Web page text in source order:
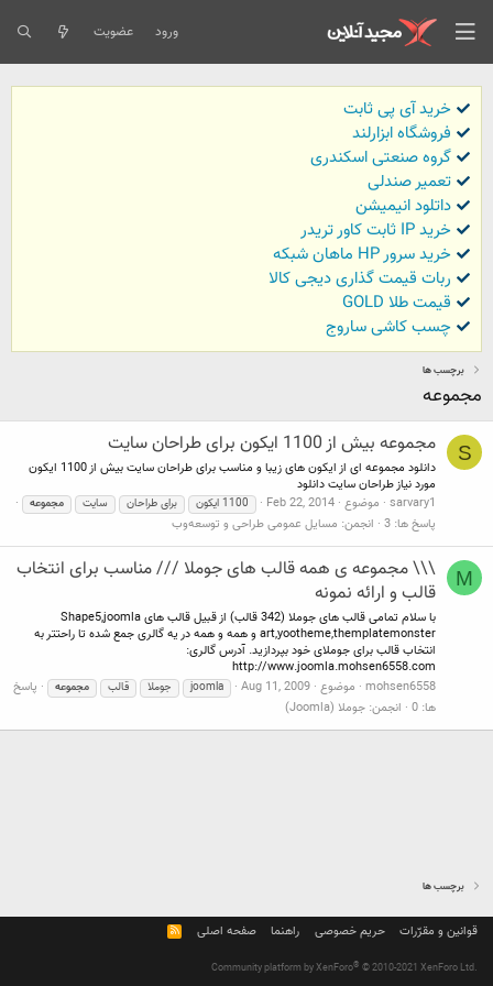
ورود عضویت
خرید آی پی ثابت
فروشگاه ابزارلند
گروه صنعتی اسکندری
تعمیر صندلی
داتلود انیمیشن
خرید IP ثابت کاور تریدر
خرید سرور HP ماهان شبکه
ربات قیمت گذاری دیجی کالا
قیمت طلا GOLD
چسب کاشی ساروج
برچسب ها
مجموعه
S مجموعه بیش از 1100 ایکون برای طراحان سایت
دانلود مجموعه ای از ایکون های زیبا و مناسب برای طراحان سایت بیش از 1100 ایکون
مورد نیاز طراحان سایت دانلود
sarvary1 موضوع Feb 22, 2014 1100 ایکون برای طراحان سایت مجموعه
پاسخ ها: 3 انجمن: مسایل عمومی طراحی و توسعه‌وب
M
\\\ مجموعه ی همه قالب های جوملا /// مناسب برای انتخاب
قالب و ارائه نمونه
با سلام تمامی قالب های جوملا (342 قالب) از قبیل قالب های Shape5,joomla
art,yootheme,themplatemonster و همه و همه در یه گالری جمع شده تا راحتتر به
انتخاب قالب برای جوملای خود بپردازید. آدرس گالری:
http://www.joomla.mohsen6558.com
mohsen6558 موضوع Aug 11, 2009
joomla جوملا قالب مجموعه
پاسخ
ها: 0
انجمن: جوملا (Joomla)
برچسب ها
قوانین و مقرّرات حریم خصوصی راهنما صفحه اصلی
R
S
Community platform by XenForo® © 2010-2021 XenForo Ltd.